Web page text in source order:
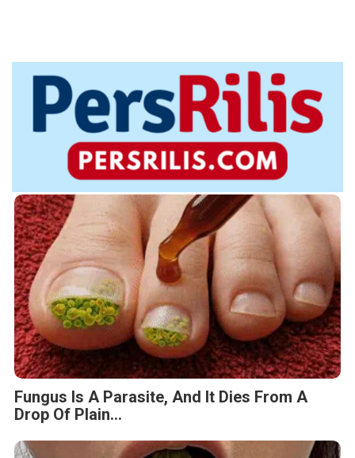
Fungus Is A Parasite, And It Dies From A
Drop Of Plain...